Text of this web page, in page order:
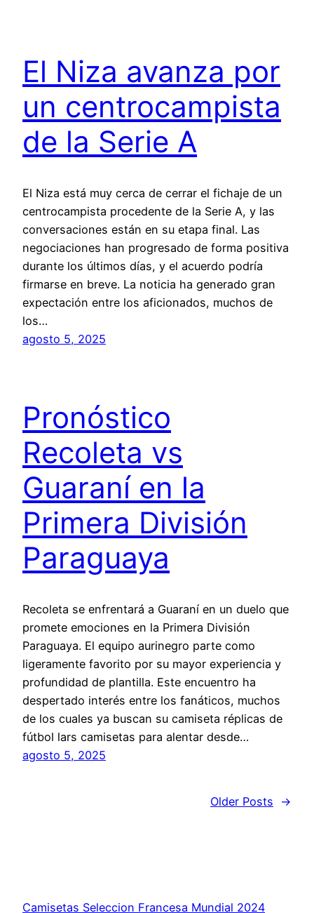
El Niza avanza por
un centrocampista
de la Serie A
El Niza está muy cerca de cerrar el fichaje de un
centrocampista procedente de la Serie A, y las
conversaciones están en su etapa final. Las
negociaciones han progresado de forma positiva
durante los últimos días, y el acuerdo podría
firmarse en breve. La noticia ha generado gran
expectación entre los aficionados, muchos de
los…
agosto 5, 2025
Pronóstico
Recoleta vs
Guaraní en la
Primera División
Paraguaya
Recoleta se enfrentará a Guaraní en un duelo que
promete emociones en la Primera División
Paraguaya. El equipo aurinegro parte como
ligeramente favorito por su mayor experiencia y
profundidad de plantilla. Este encuentro ha
despertado interés entre los fanáticos, muchos
de los cuales ya buscan su camiseta réplicas de
fútbol lars camisetas para alentar desde…
agosto 5, 2025
Older Posts →
Camisetas Seleccion Francesa Mundial 2024